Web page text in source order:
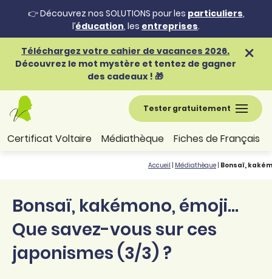
👉 Découvrez nos SOLUTIONS pour les particuliers,
l’éducation, les entreprises.
Téléchargez votre cahier de vacances 2026.
Découvrez le mot mystère et tentez de gagner
des cadeaux ! 🎁
Tester gratuitement
Certificat Voltaire Médiathèque Fiches de Français
Accueil Médiathèque Bonsaï,
Bonsaï, kakémono, émoji...
Que savez-vous sur ces
japonismes (3/3) ?